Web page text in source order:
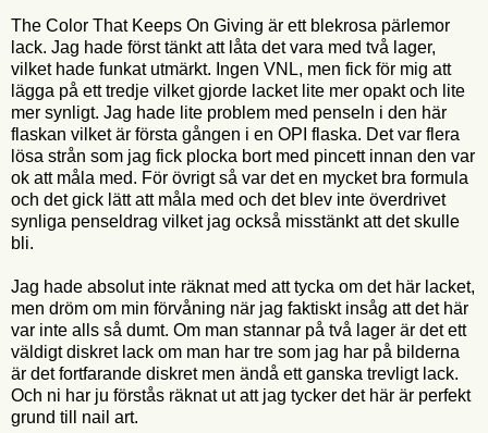
The Color That Keeps On Giving är ett blekrosa pärlemor
lack. Jag hade först tänkt att låta det vara med två lager,
vilket hade funkat utmärkt. Ingen VNL, men fick för mig att
lägga på ett tredje vilket gjorde lacket lite mer opakt och lite
mer synligt. Jag hade lite problem med penseln i den här
flaskan vilket är första gången i en OPI flaska. Det var flera
lösa strån som jag fick plocka bort med pincett innan den var
ok att måla med. För övrigt så var det en mycket bra formula
och det gick lätt att måla med och det blev inte överdrivet
synliga penseldrag vilket jag också misstänkt att det skulle
bli.
Jag hade absolut inte räknat med att tycka om det här lacket,
men dröm om min förvåning när jag faktiskt insåg att det här
var inte alls så dumt. Om man stannar på två lager är det ett
väldigt diskret lack om man har tre som jag har på bilderna
är det fortfarande diskret men ändå ett ganska trevligt lack.
Och ni har ju förstås räknat ut att jag tycker det här är perfekt
grund till nail art.